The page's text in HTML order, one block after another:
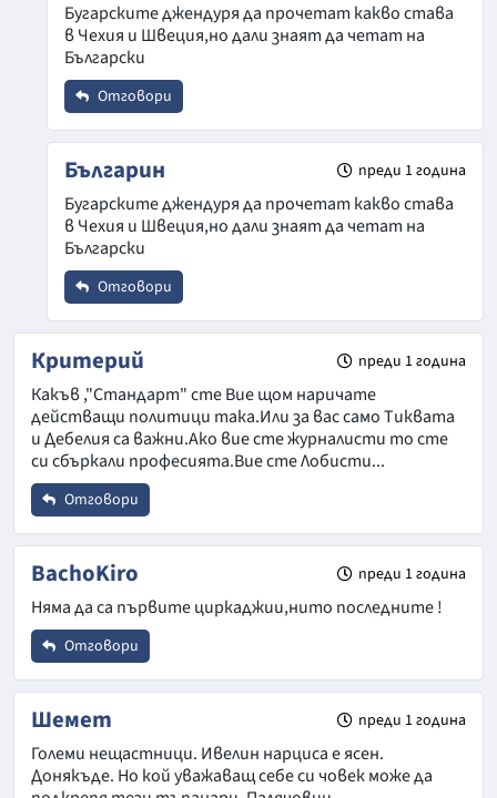
Email
Коментар*
Бугарските джендуря да прочетат какво става
в Чехия и Швеция,но дали знаят да четат на
Български
Отговори
Email
Коментар*
Откажи
Българин преди 1 година
Бугарските джендуря да прочетат какво става
в Чехия и Швеция,но дали знаят да четат на
Български
Отговори
Email
Коментар
Критерий преди 1 година
Какъв ,"Стандарт" сте Вие щом наричате
действащи политици така.Или за вас само Тиквата
и Дебелия са важни.Ако вие сте журналисти то сте
си сбъркали професията.Вие сте Лобисти...
Отговори
Име
Email
Коментар
BachoKiro преди 1 година
Няма да са първите циркаджии,нито последните !
Отговори
Email
Шемет преди 1 година
Големи нещастници. Ивелин нарциса е ясен.
Донякъде. Но кой уважаващ себе си човек може да